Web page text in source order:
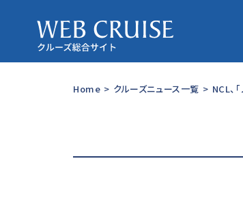
Home > クルーズニュース一覧 > NCL、